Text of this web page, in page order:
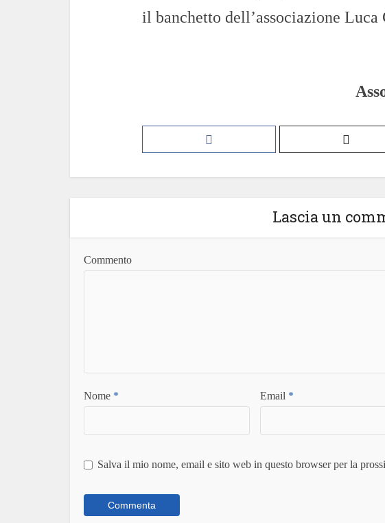
il banchetto dell’associazione Luca
Nadia
Associazione
Lascia un
Commento
Nome * Email *
Salva il mio nome, email e sito web in questo browser per la